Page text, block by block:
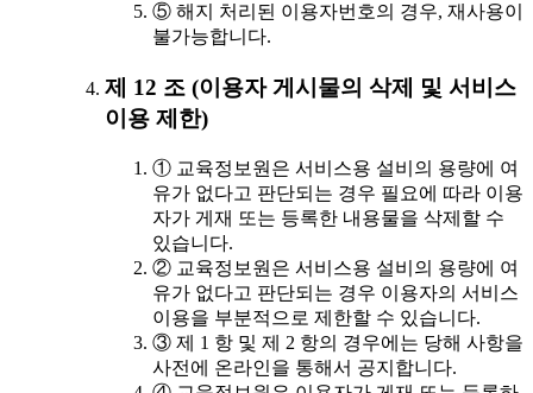
⑤ 해지 처리된 이용자번호의 경우, 재사용이
불가능합니다.
제 12 조 (이용자 게시물의 삭제 및 서비스
이용 제한)
① 교육정보원은 서비스용 설비의 용량에 여
유가 없다고 판단되는 경우 필요에 따라 이용
자가 게재 또는 등록한 내용물을 삭제할 수
있습니다.
② 교육정보원은 서비스용 설비의 용량에 여
유가 없다고 판단되는 경우 이용자의 서비스
이용을 부분적으로 제한할 수 있습니다.
③ 제 1 항 및 제 2 항의 경우에는 당해 사항을
사전에 온라인을 통해서 공지합니다.